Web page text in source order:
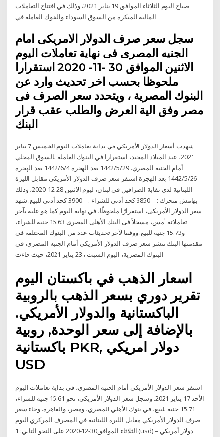
صباح اليوم الثلاثاء الموافق 19 يناير 2021، وذلك في افتتاح التعاملات
المالية المبكرة من السوق السوداء والبنوك العاملة في
سجل سعر صرف الدولار الامريكى امام
الجنيه المصرى فى نهاية تعاملات اليوم
الاثنين الموافق 30 -11- 2020 استقرارا
ملحوظا بحسب اخر تحديث وارد عن
البنوك المصرية ، ويتحدد سعر الصرف فى
مصر وفق الية العرض والطلب عقب قرار
البنك
شهدت أسعار الدولار الأمريكي في بداية تعاملات اليوم الخميس 7 يناير
2021، عيد الميلاد المجيد، استقرارا في البنوك العاملة بالسوق المحلي
أمام الجنيه المصري. 29‏‏/5‏‏/1442 بعد الهجرة 4‏‏/6‏‏/1442 بعد الهجرة
26‏‏/5‏‏/1442 بعد الهجرة استقر سعر صرف الدولار الأمريكي مقابل الليرة
اللبنانية لدى نقابة الصرافين في لبنان، ليوم الاثنين 28-12-2020، وذلك
بهامش متحرك : – 3850 كحد أدنى للشراء . – 3900 كحد أدنى للبيع. شهد
سعر الدولار الأمريكى، استقرارًا ملحوظًا، في نهاية اليوم كما هو عليه بآخر
تعاملاته أمس، مسجلاً فى البنك الأهلى المصرى 15.63 جنيه للشراء،
و15.73 جنيه للبيع. ووفقا لآخر تحديثات عدد من البنوك المختلفة فى
مقدمتها البنك ننشر سعر صرف الدولار الأمريكي أمام الجنيه المصري، في
البنوك المصرية، اليوم السبت ، 23 يناير 2021، حيث جاءت
اسعار الذهب في باكستان اليوم
تقرير دوري بسعر الذهب بالروبية
الباكستانية والدولار الأمريكي.
بالإضافة إلى سعر الوحدة, روبية
باكستانية PKR, دولار امريكي
USD
استقر سعر الدولار الأمريكي أمام الجنيه المصري، في بداية تعاملات اليوم
الأحد 17 يناير 2021. وسجل سعر الدولار الأمريكي، نحو 15.61 جنيه للشراء،
15.71 جنيه للبيع، في بنوك الأهلي المصري، ومصر، والقاهرة. وجاء سعر
صرف الدولار الأمريكي مقابل الليرة اللبنانية في المصرف المركزي اليوم
الثلاثاء الموافق30-12-2020 على النحو التالي: 1 (usd) دولار أمريكي =